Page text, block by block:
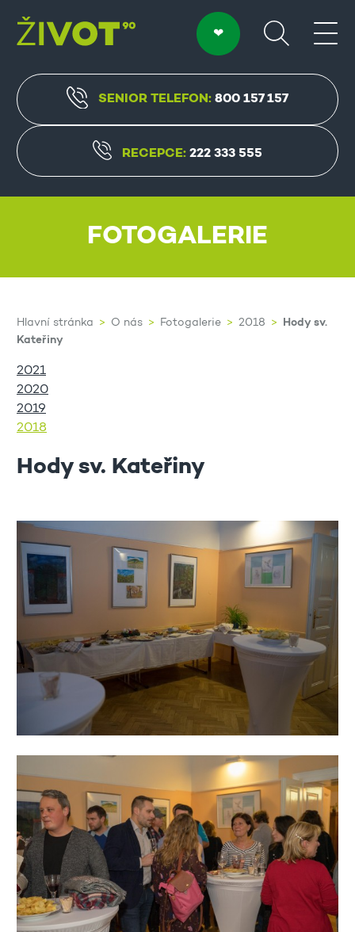
SENIOR TELEFON:800 157 157
RECEPCE:222 333 555
FOTOGALERIE
Hlavní stránka O nás Fotogalerie 2018
Hody sv.
Kateřiny
2021
2020
2019
2018
Hody sv. Kateřiny